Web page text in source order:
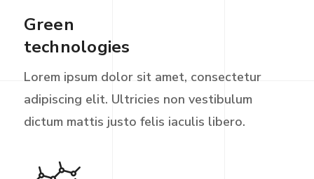
Green
technologies
Lorem ipsum dolor sit amet, consectetur
adipiscing elit. Ultricies non vestibulum
dictum mattis justo felis iaculis libero.